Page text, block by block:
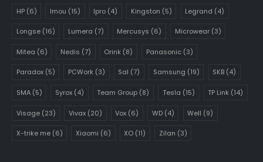
HP(6) Imou (15) Ipro (4) Kingston (5) Legrand (4)
Longse(16) Lumera (7) Mercusys (6) Microwear(3)
Mitea (6) Nedis (7) Orink (8) Panasonic(3)
Paradox(5) PCWork (3) Sal (7) Samsung (19) SKB (4)
SMA(5) Syrox (4) Team Group (8) Tesla (15) TP Link (14)
Visage(23) Vivax (20) Vox (6) WD(4) Well (9)
X-trike me(6) Xiaomi (6) XO (11) Zilan (3)